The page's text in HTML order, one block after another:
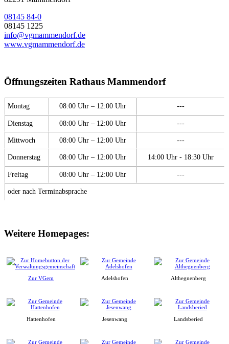
08145 84-0
08145 1225
info@vgmammendorf.de
www.vgmammendorf.de
Öffnungszeiten Rathaus Mammendorf
Montag 08:00 Uhr – 12:00 Uhr ---
Dienstag 08:00 Uhr – 12:00 Uhr ---
Mittwoch 08:00 Uhr – 12:00 Uhr ---
Donnerstag 08:00 Uhr – 12:00 Uhr 14:00 Uhr - 18:30 Uhr
Freitag 08:00 Uhr – 12:00 Uhr ---
oder nach Terminabsprache
Weitere Homepages:
Zur VGem Adelshofen Althegnenberg
Hattenhofen Jesenwang Landsberied